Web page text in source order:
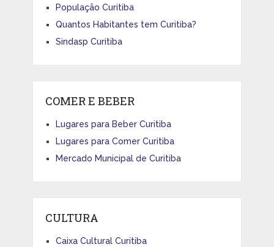
População Curitiba
Quantos Habitantes tem Curitiba?
Sindasp Curitiba
COMER E BEBER
Lugares para Beber Curitiba
Lugares para Comer Curitiba
Mercado Municipal de Curitiba
CULTURA
Caixa Cultural Curitiba